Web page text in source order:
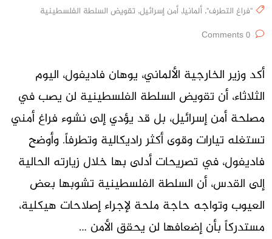
"فراغ التطرف", ألمانيا, أمن إسرائيل, تقويض السلطة الفلسطينية
أكد وزير الخارجية الألماني، يوهان فاديفول، اليوم
الثلاثاء، أن تقويض السلطة الفلسطينية لن يصب في
مصلحة أمن إسرائيل، بل قد يؤدي إلى نشوء فراغ أمني
تستغله تيارات وقوى أكثر راديكالية وتطرفاً. وأوضح
فاديفول، في تصريحات أدلى بها خلال زيارته الحالية
إلى القدس، أن السلطة الفلسطينية تشوبها بعض
العيوب وتواجه حاجة ملحة لإجراء إصلاحات هيكلية،
مستدركاً بأن إضعافها لن يحقق الأمن …